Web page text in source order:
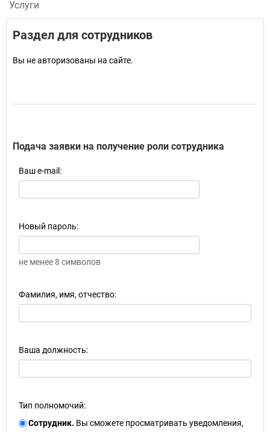
Услуги
Раздел для сотрудников
Вы не авторизованы на сайте.
Подача заявки на получение роли сотрудника
Ваш e-mail:
Новый пароль:
не менее 8 символов
Фамилия, имя, отчество:
Ваша должность:
Тип полномочий:
Сотрудник. Вы сможете просматривать уведомления,